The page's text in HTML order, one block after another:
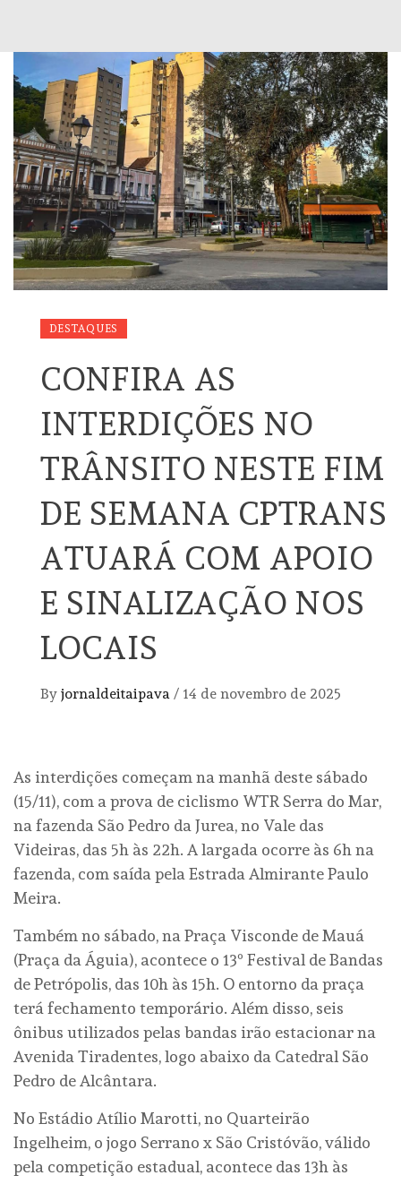
DESTAQUES
CONFIRA AS
INTERDIÇÕES NO
TRÂNSITO NESTE FIM
DE SEMANA CPTRANS
ATUARÁ COM APOIO
E SINALIZAÇÃO NOS
LOCAIS
By jornaldeitaipava / 14 de novembro de 2025
As interdições começam na manhã deste sábado
(15/11), com a prova de ciclismo WTR Serra do Mar,
na fazenda São Pedro da Jurea, no Vale das
Videiras, das 5h às 22h. A largada ocorre às 6h na
fazenda, com saída pela Estrada Almirante Paulo
Meira.
Também no sábado, na Praça Visconde de Mauá
(Praça da Águia), acontece o 13º Festival de Bandas
de Petrópolis, das 10h às 15h. O entorno da praça
terá fechamento temporário. Além disso, seis
ônibus utilizados pelas bandas irão estacionar na
Avenida Tiradentes, logo abaixo da Catedral São
Pedro de Alcântara.
No Estádio Atílio Marotti, no Quarteirão
Ingelheim, o jogo Serrano x São Cristóvão, válido
pela competição estadual, acontece das 13h às